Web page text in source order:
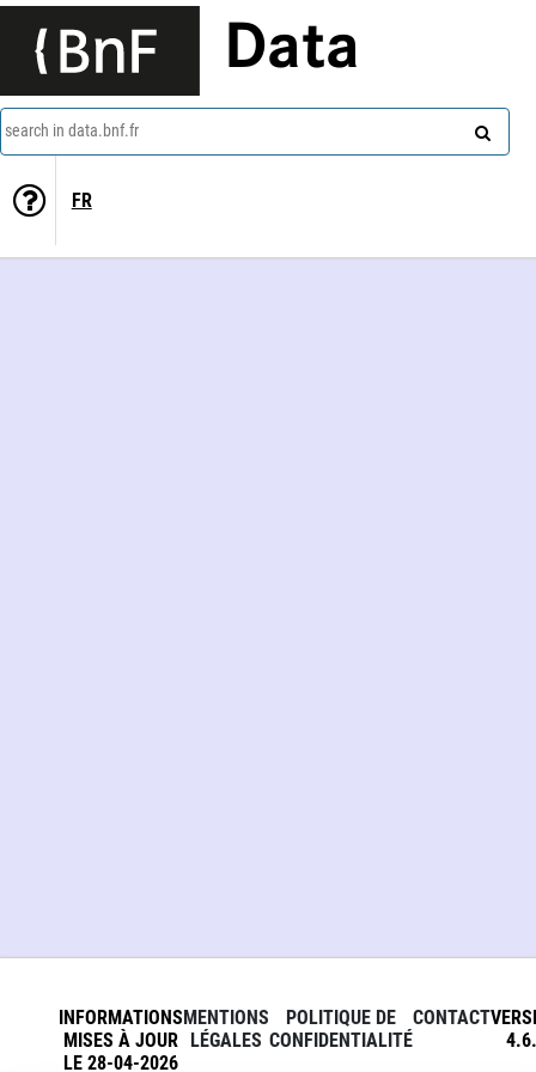
Data
search in data.bnf.fr
FR
INFORMATIONS
MISES À JOUR
LE 28-04-2026
MENTIONS
LÉGALES
POLITIQUE DE
CONFIDENTIALITÉ
CONTACT